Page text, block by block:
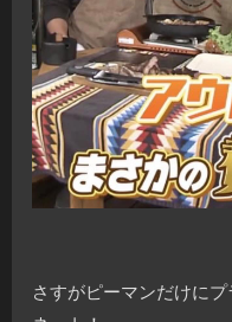
さすがピーマンだけに